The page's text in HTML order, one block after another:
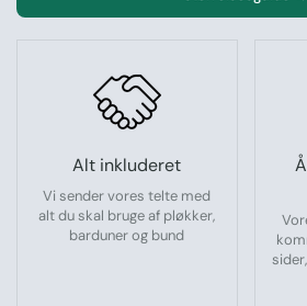
Alt inkluderet
Vi sender vores telte med
alt du skal bruge af pløkker,
barduner og bund